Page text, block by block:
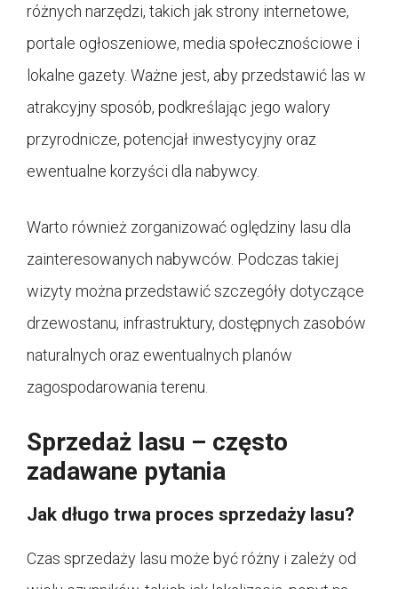
różnych narzędzi, takich jak strony internetowe,
portale ogłoszeniowe, media społecznościowe i
lokalne gazety. Ważne jest, aby przedstawić las w
atrakcyjny sposób, podkreślając jego walory
przyrodnicze, potencjał inwestycyjny oraz
ewentualne korzyści dla nabywcy.
Warto również zorganizować oględziny lasu dla
zainteresowanych nabywców. Podczas takiej
wizyty można przedstawić szczegóły dotyczące
drzewostanu, infrastruktury, dostępnych zasobów
naturalnych oraz ewentualnych planów
zagospodarowania terenu.
Sprzedaż lasu – często
zadawane pytania
Jak długo trwa proces sprzedaży lasu?
Czas sprzedaży lasu może być różny i zależy od